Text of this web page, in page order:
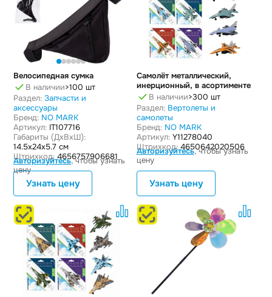
Велосипедная сумка
В наличии>100 шт
Раздел: Запчасти и
аксессуары
Бренд: NO MARK
Артикул: IT107716
Габариты (ДxВxШ):
14.5x24x5.7 см
Штрихкод: 4656757906681
Авторизуйтесь, чтобы узнать
цену
Узнать цену
Самолёт металлический,
инерционный, в асортименте
В наличии>300 шт
Раздел: Вертолеты и
самолеты
Бренд: NO MARK
Артикул:Y11278040
Штрихкод:4650642020506
Авторизуйтесь, чтобы узнать
цену
Узнать цену